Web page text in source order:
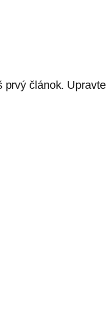
článok.